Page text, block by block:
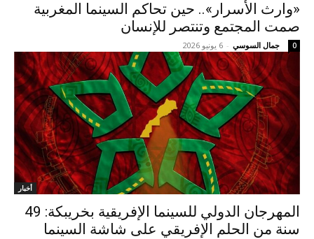
«وارث الأسرار».. حين تحاكم السينما المغربية
صمت المجتمع وتنتصر للإنسان
جمال السوسي - 6 يونيو 2026 0
أخبار
المهرجان الدولي للسينما الإفريقية بخريبكة: 49
سنة من الحلم الإفريقي على شاشة السينما